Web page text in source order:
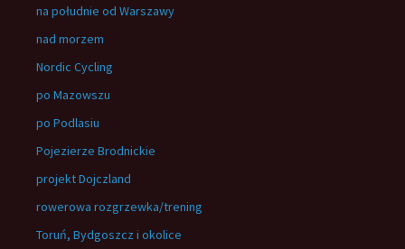
na południe od Warszawy
nad morzem
Nordic Cycling
po Mazowszu
po Podlasiu
Pojezierze Brodnickie
projekt Dojczland
rowerowa rozgrzewka/trening
Toruń, Bydgoszcz i okolice